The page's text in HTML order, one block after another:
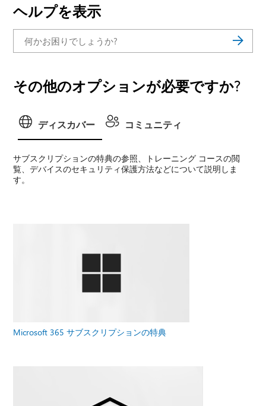
ヘルプを表示
その他のオプションが必要ですか?
ディスカバー コミュニティ
サブスクリプションの特典の参照、トレーニング コースの閲
覧、デバイスのセキュリティ保護方法などについて説明しま
す。
Microsoft 365 サブスクリプションの特典